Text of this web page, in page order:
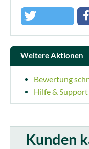
Weitere Aktionen
Bewertung
Hilfe & Support
Kunden